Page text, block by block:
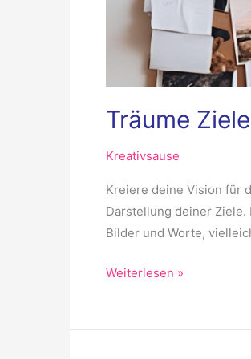
Träume
Kreativsause
Kreiere deine Vision für
Darstellung deiner
Bilder und Worte,
Weiterlesen »